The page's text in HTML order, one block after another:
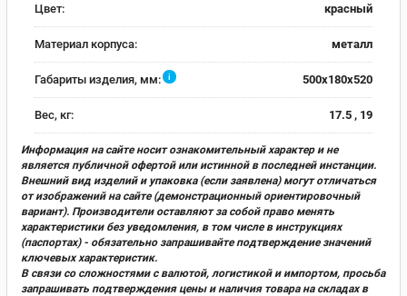
Цвет: красный
Материал корпуса: металл
Габариты изделия, мм: i 500x180x520
Вес, кг: 17.5 , 19
Информация на сайте носит ознакомительный характер и не
является публичной офертой или истинной в последней инстанции.
Внешний вид изделий и упаковка (если заявлена) могут отличаться
от изображений на сайте (демонстрационный ориентировочный
вариант). Производители оставляют за собой право менять
характеристики без уведомления, в том числе в инструкциях
(паспортах) - обязательно запрашивайте подтверждение значений
ключевых характеристик.
В связи со сложностями с валютой, логистикой и импортом, просьба
запрашивать подтверждения цены и наличия товара на складах в